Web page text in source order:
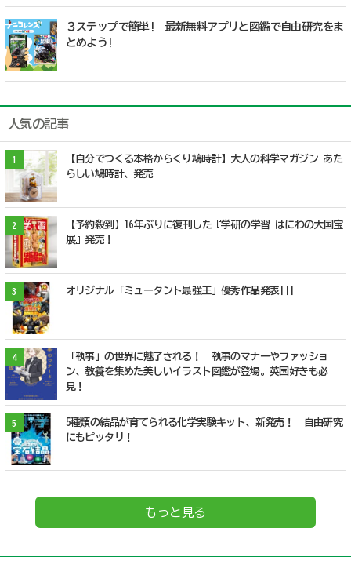
３ステップで簡単! 最新無料アプリと図鑑で自由研究をま
とめよう!
人気の記事
1
【自分でつくる本格からくり鳩時計】大人の科学マガジン あた
らしい鳩時計、発売
2
【予約殺到】16年ぶりに復刊した『学研の学習 はにわの大国宝
展』発売！
3 オリジナル「ミュータント最強王」優秀作品発表!!!
4
「執事」の世界に魅了される！ 執事のマナーやファッショ
ン、教養を集めた美しいイラスト図鑑が登場。英国好きも必
見！
5
5種類の結晶が育てられる化学実験キット、新発売！ 自由研究
にもピッタリ！
もっと見る